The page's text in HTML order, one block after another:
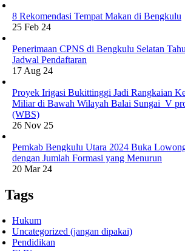
8 Rekomendasi Tempat Makan di Bengkulu
25 Feb 24
Penerimaan CPNS di Bengkulu Selatan
Jadwal Pendaftaran
17 Aug 24
Proyek Irigasi Bukittinggi Jadi Rangkaian
Miliar di Bawah Wilayah Balai Sungai V
(WBS)
26 Nov 25
Pemkab Bengkulu Utara 2024 Buka
dengan Jumlah Formasi yang Menurun
20 Mar 24
Tags
Hukum
Uncategorized (jangan dipakai)
Pendidikan